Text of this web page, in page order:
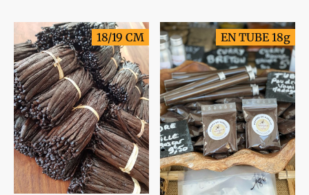
18/19 CM EN TUBE 18g